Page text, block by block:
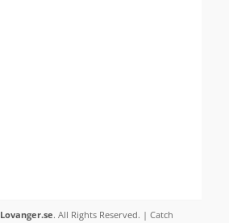
Lovanger.se. All Rights Reserved. | Catch